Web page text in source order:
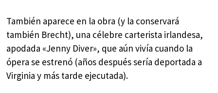
También aparece en la obra (y la conservará
también Brecht), una célebre carterista irlandesa,
apodada «Jenny Diver», que aún vivía cuando la
ópera se estrenó (años después sería deportada a
Virginia y más tarde ejecutada).